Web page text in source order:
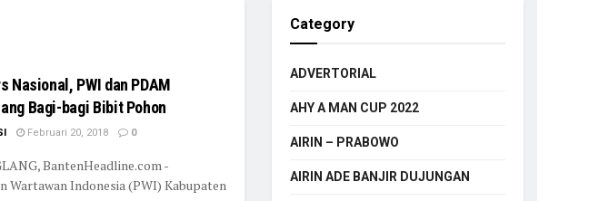
Nasional, PWI dan PDAM
Bagi-bagi Bibit Pohon
Februari 20, 2018 0
BantenHeadline.com -
Wartawan Indonesia (PWI) Kabupaten
Category
ADVERTORIAL
AHY A MAN CUP 2022
AIRIN – PRABOWO
AIRIN ADE BANJIR DUJUNGAN